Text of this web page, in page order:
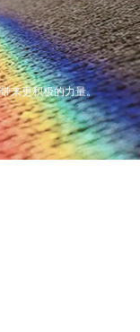
来更积极的力量。